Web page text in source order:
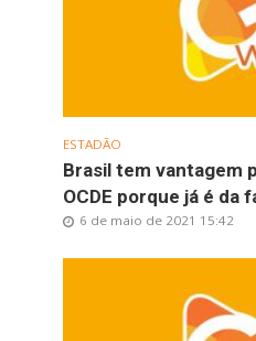
ESTADÃO
Brasil tem vantagem
OCDE porque já é da
6 de maio de 2021 15:42